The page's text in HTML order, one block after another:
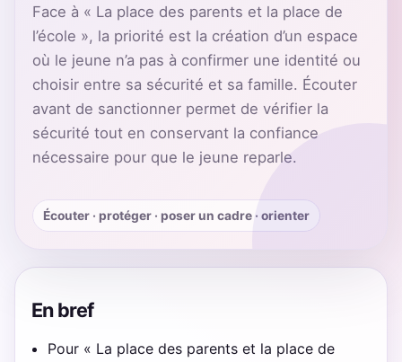
Face à « La place des parents et la place de
l’école », la priorité est la création d’un espace
où le jeune n’a pas à confirmer une identité ou
choisir entre sa sécurité et sa famille. Écouter
avant de sanctionner permet de vérifier la
sécurité tout en conservant la confiance
nécessaire pour que le jeune reparle.
Écouter · protéger · poser un cadre · orienter
En bref
Pour « La place des parents et la place de